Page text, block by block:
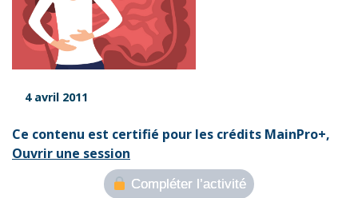
4 avril 2011
Ce contenu est certifié pour les crédits MainPro+,
Ouvrir une session
Compléter l’activité